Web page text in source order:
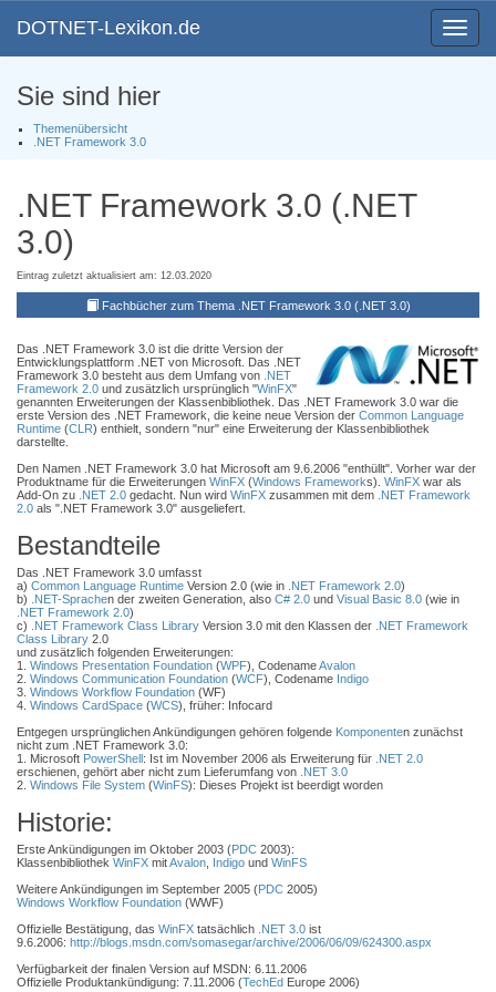
Toggle
DOTNET-Lexikon.de
Sie sind hier
Themenübersicht
.NET Framework 3.0
.NET Framework 3.0 (.NET
3.0)
Eintrag zuletzt aktualisiert am: 12.03.2020
Fachbücher zum Thema .NET Framework 3.0 (.NET 3.0)
Das .NET Framework 3.0 ist die dritte Version der
Entwicklungsplattform .NET von Microsoft. Das .NET
Framework 3.0 besteht aus dem Umfang von .NET
Framework 2.0 und zusätzlich ursprünglich "WinFX"
genannten Erweiterungen der Klassenbibliothek. Das .NET Framework 3.0 war die
erste Version des .NET Framework, die keine neue Version der Common Language
Runtime (CLR) enthielt, sondern "nur" eine Erweiterung der Klassenbibliothek
darstellte.
Den Namen .NET Framework 3.0 hat Microsoft am 9.6.2006 "enthüllt". Vorher war der
Produktname für die Erweiterungen WinFX (Windows Frameworks). WinFX war als
Add-On zu .NET 2.0 gedacht. Nun wird WinFX zusammen mit dem .NET Framework
2.0 als ".NET Framework 3.0" ausgeliefert.
Bestandteile
Das .NET Framework 3.0 umfasst
a) Common Language Runtime Version 2.0 (wie in .NET Framework 2.0)
b)
.NET-Sprachen der zweiten Generation, also C# 2.0 und Visual Basic 8.0 (wie in
.NET Framework 2.0)
c)
.NET Framework Class Library Version 3.0 mit den Klassen der .NET Framework
Class Library 2.0
und zusätzlich folgenden Erweiterungen:
1. Windows Presentation Foundation (WPF), CodenameAvalon
2. Windows Communication Foundation (WCF), Codename Indigo
3. Windows Workflow Foundation (WF)
4. Windows CardSpace (WCS), früher: Infocard
Entgegen ursprünglichen Ankündigungen gehören folgende Komponenten zunächst
nicht zum .NET Framework 3.0:
1. Microsoft PowerShell: Ist im November 2006 als Erweiterung für .NET 2.0
erschienen, gehört aber nicht zum Lieferumfang von .NET 3.0
2. Windows File System (WinFS): Dieses Projekt ist beerdigt worden
Historie:
Erste Ankündigungen im Oktober 2003 (PDC 2003):
Klassenbibliothek WinFX mitAvalon Indigo und WinFS
Weitere Ankündigungen im September 2005 (PDC 2005)
Windows Workflow Foundation (WWF)
Offizielle Bestätigung, das WinFX tatsächlich .NET 3.0 ist
9.6.2006: http://blogs.msdn.com/somasegar/archive/2006/06/09/624300.aspx
Verfügbarkeit der finalen Version auf MSDN: 6.11.2006
Offizielle Produktankündigung: 7.11.2006 (TechEd Europe 2006)